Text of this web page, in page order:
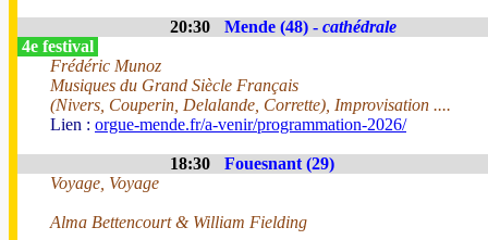
20:30 Mende (48) - cathédrale
4e festival
Frédéric Munoz
Musiques du Grand Siècle Français
(Nivers, Couperin, Delalande, Corrette), Improvisation ....
Lien : orgue-mende.fr/a-venir/programmation-2026/
18:30
Fouesnant (29)
Voyage, Voyage
Alma Bettencourt & William Fielding